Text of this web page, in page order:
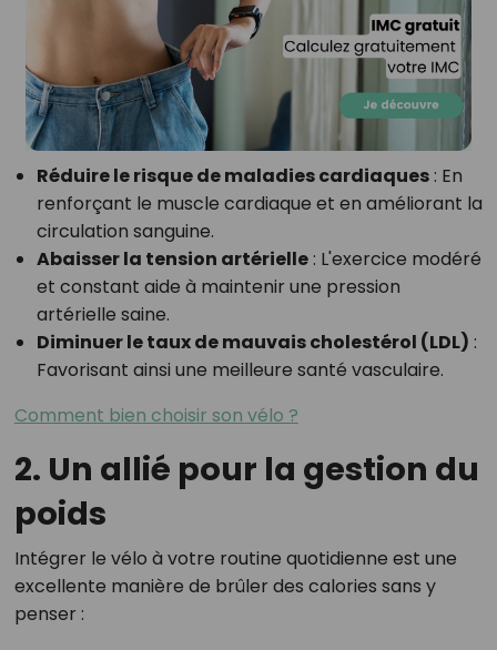
Réduire le risque de maladies cardiaques: En
renforçant le muscle cardiaque et en améliorant la
circulation sanguine.
Abaisser la tension artérielle: L'exercice modéré
et constant aide à maintenir une pression
artérielle saine.
Diminuer le taux de mauvais cholestérol (LDL) :
Favorisant ainsi une meilleure santé vasculaire.
Comment bien choisir son vélo ?
2. Un allié pour la gestion du
poids
Intégrer le vélo à votre routine quotidienne est une
excellente manière de brûler des calories sans y
penser :